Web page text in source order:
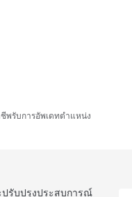
พรับการอัพเดทตำแหน่ง
ปรับปรุงประสบการณ์